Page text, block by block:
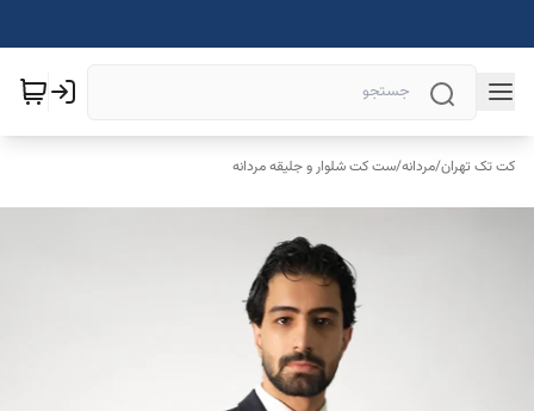
کت تک تهران/مردانه/ست کت شلوار و جلیقه مردانه